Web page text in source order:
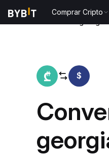
Comprar Cripto
$